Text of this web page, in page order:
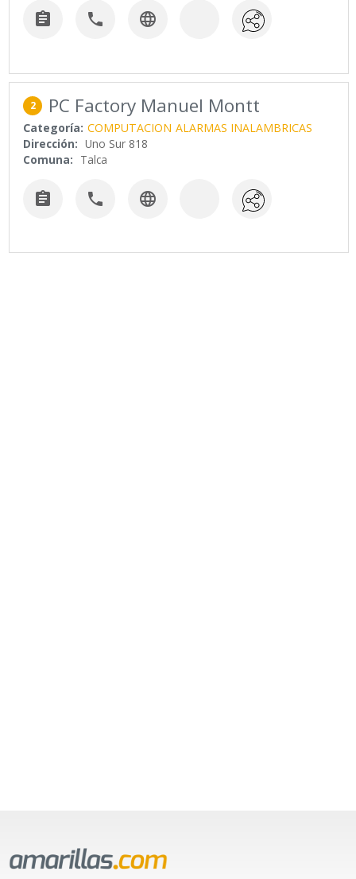
  
2 PC Factory Manuel Montt
Categoría: COMPUTACION ALARMAS INALAMBRICAS
Dirección: Uno Sur 818
Comuna: Talca
  